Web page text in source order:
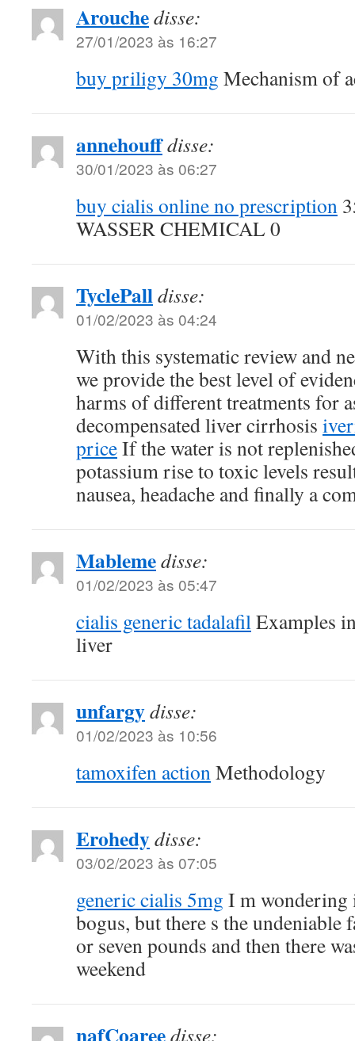
Arouchedisse:
27/01/2023 às 16:27
buy priligy 30mg Mechanism of
annehouffdisse:
30/01/2023 às 06:27
buy cialis online no prescription
WASSER CHEMICAL 0
TyclePalldisse:
01/02/2023 às 04:24
With this systematic review and
we provide the best level of
harms of different treatments for
decompensated liver cirrhosis
priceIf the water is not
potassium rise to toxic levels
nausea, headache and finally a
Mablemedisse:
01/02/2023 às 05:47
cialis generic tadalafilExamples
liver
unfargydisse:
01/02/2023 às 10:56
tamoxifen actionMethodology
Erohedydisse:
03/02/2023 às 07:05
generic cialis 5mg I m wondering
bogus, but there s the undeniable
or seven pounds and then there
weekend
nafCoareedisse: